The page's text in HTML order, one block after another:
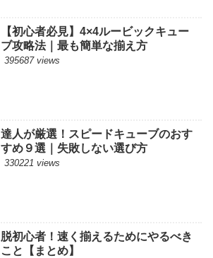
【初心者必見】4×4ルービックキュー
ブ攻略法｜最も簡単な揃え方
395687 views
達人が厳選！スピードキューブのおす
すめ９選｜失敗しない選び方
330221 views
脱初心者！速く揃えるためにやるべき
こと【まとめ】